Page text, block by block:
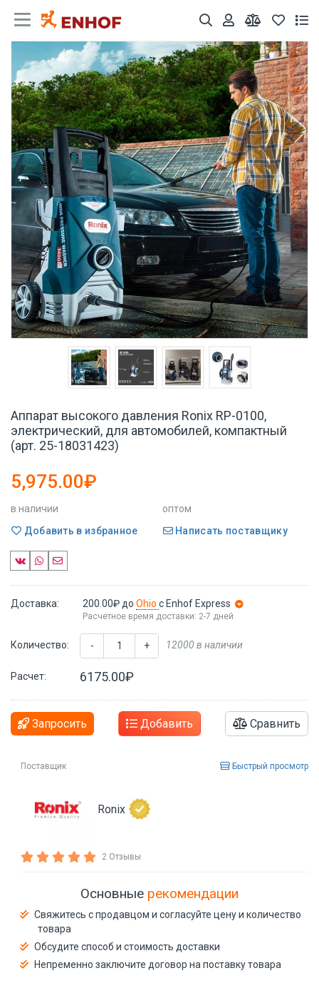
Аппарат высокого давления Ronix RP-0100,
электрический, для автомобилей, компактный
(арт. 25-18031423)
5,975.00₽
в наличии
оптом
Добавить в избранное
Написать поставщику
Доставка: 200.00₽ до Ohio с Enhof Express
Расчетное время доставки: 2-7 дней
Количество: - + 12000 в наличии
Расчет: 6175.00₽
Запросить Добавить Сравнить
Поставщик Быстрый просмотр
Ronix
2 Отзывы
Основные рекомендации
Свяжитесь с продавцом и согласуйте цену и количество
товара
Обсудите способ и стоимость доставки
Непременно заключите договор на поставку товара